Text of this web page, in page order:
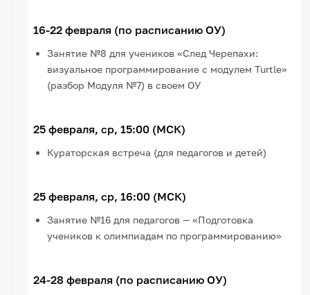
16-22 февраля (по расписанию ОУ)
Занятие №8 для учеников «След Черепахи:
визуальное программирование с модулем Turtle»
(разбор Модуля №7) в своем ОУ
25 февраля, ср, 15:00 (МСК)
Кураторская встреча (для педагогов и детей)
25 февраля, ср, 16:00 (МСК)
Занятие №16 для педагогов — «Подготовка
учеников к олимпиадам по программированию»
24-28 февраля (по расписанию ОУ)